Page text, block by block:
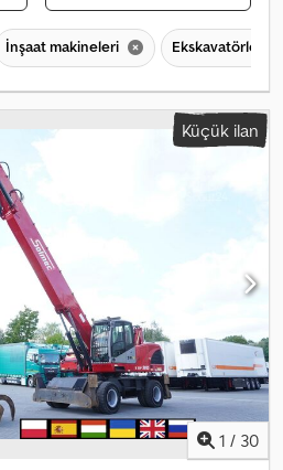
İnşaat makineleri Ekskavatörler
Küçük ilan
1 / 30